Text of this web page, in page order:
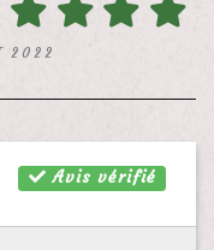
2022
Avis vérifié